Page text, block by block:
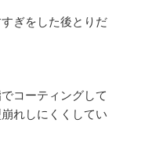
ぎをした後とりだ
コーティングして
れしにくくしてい